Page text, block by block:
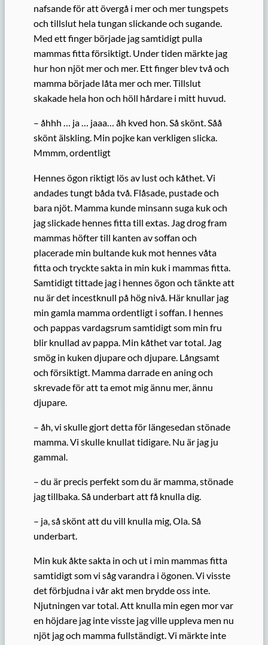
nafsande för att övergå i mer och mer tungspets
och tillslut hela tungan slickande och sugande.
Med ett finger började jag samtidigt pulla
mammas fitta försiktigt. Under tiden märkte jag
hur hon njöt mer och mer. Ett finger blev två och
mamma började låta mer och mer. Tillslut
skakade hela hon och höll hårdare i mitt huvud.
– åhhh … ja … jaaa… åh kved hon. Så skönt. Såå
skönt älskling. Min pojke kan verkligen slicka.
Mmmm, ordentligt
Hennes ögon riktigt lös av lust och kåthet. Vi
andades tungt båda två. Flåsade, pustade och
bara njöt. Mamma kunde minsann suga kuk och
jag slickade hennes fitta till extas. Jag drog fram
mammas höfter till kanten av soffan och
placerade min bultande kuk mot hennes våta
fitta och tryckte sakta in min kuk i mammas fitta.
Samtidigt tittade jag i hennes ögon och tänkte att
nu är det incestknull på hög nivå. Här knullar jag
min gamla mamma ordentligt i soffan. I hennes
och pappas vardagsrum samtidigt som min fru
blir knullad av pappa. Min kåthet var total. Jag
smög in kuken djupare och djupare. Långsamt
och försiktigt. Mamma darrade en aning och
skrevade för att ta emot mig ännu mer, ännu
djupare.
– åh, vi skulle gjort detta för längesedan stönade
mamma. Vi skulle knullat tidigare. Nu är jag ju
gammal.
– du är precis perfekt som du är mamma, stönade
jag tillbaka. Så underbart att få knulla dig.
– ja, så skönt att du vill knulla mig, Ola. Så
underbart.
Min kuk åkte sakta in och ut i min mammas fitta
samtidigt som vi såg varandra i ögonen. Vi visste
det förbjudna i vår akt men brydde oss inte.
Njutningen var total. Att knulla min egen mor var
en höjdare jag inte visste jag ville uppleva men nu
njöt jag och mamma fullständigt. Vi märkte inte